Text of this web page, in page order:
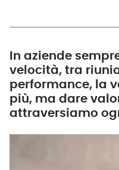
In aziende
velocità, tra
performance, la
più, ma dare
attraversiamo